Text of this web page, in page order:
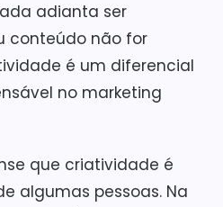
adianta ser
conteúdo não for
é um diferencial
no marketing
que criatividade é
algumas pessoas. Na